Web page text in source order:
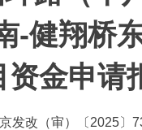
-健翔桥
资金申请
京发改（审）〔2025〕